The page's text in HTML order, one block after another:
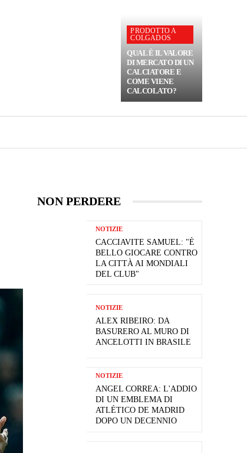
PRODOTTO A
COLGADOS
QUAL È IL VALORE
DI MERCATO DI UN
CALCIATORE E
COME VIENE
CALCOLATO?
NON PERDERE
NOTIZIE
CACCIAVITE SAMUEL: "È
BELLO GIOCARE CONTRO
LA CITTÀ AI MONDIALI
DEL CLUB"
NOTIZIE
ALEX RIBEIRO: DA
BASURERO AL MURO DI
ANCELOTTI IN BRASILE
NOTIZIE
ANGEL CORREA: L'ADDIO
DI UN EMBLEMA DI
ATLÉTICO DE MADRID
DOPO UN DECENNIO